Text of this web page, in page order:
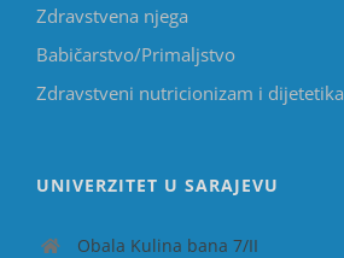
Zdravstvena njega
Babičarstvo/Primaljstvo
Zdravstveni nutricionizam i dijetetika
UNIVERZITET U SARAJEVU
Obala Kulina bana 7/II